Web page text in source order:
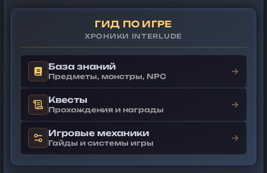
ГИД ПО ИГРЕ
ХРОНИКИ INTERLUDE
База знаний
Предметы, монстры, NPC →
Квесты
Прохождения и награды →
Игровые механики
Гайды и системы игры →